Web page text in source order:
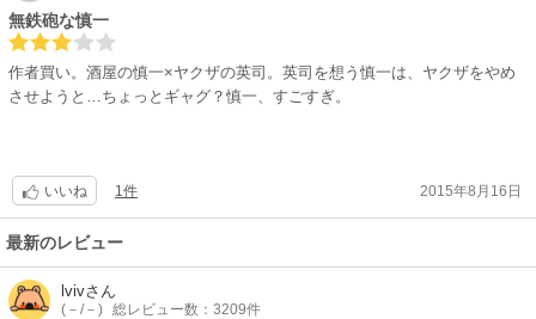
無鉄砲な慎一
作者買い。酒屋の慎一×ヤクザの英司。英司を想う慎一は、ヤクザをやめ
させようと…ちょっとギャグ？慎一、すごすぎ。
いいね 1件 2015年8月16日
最新のレビュー
lvivさん
(－/－) 総レビュー数：3209件